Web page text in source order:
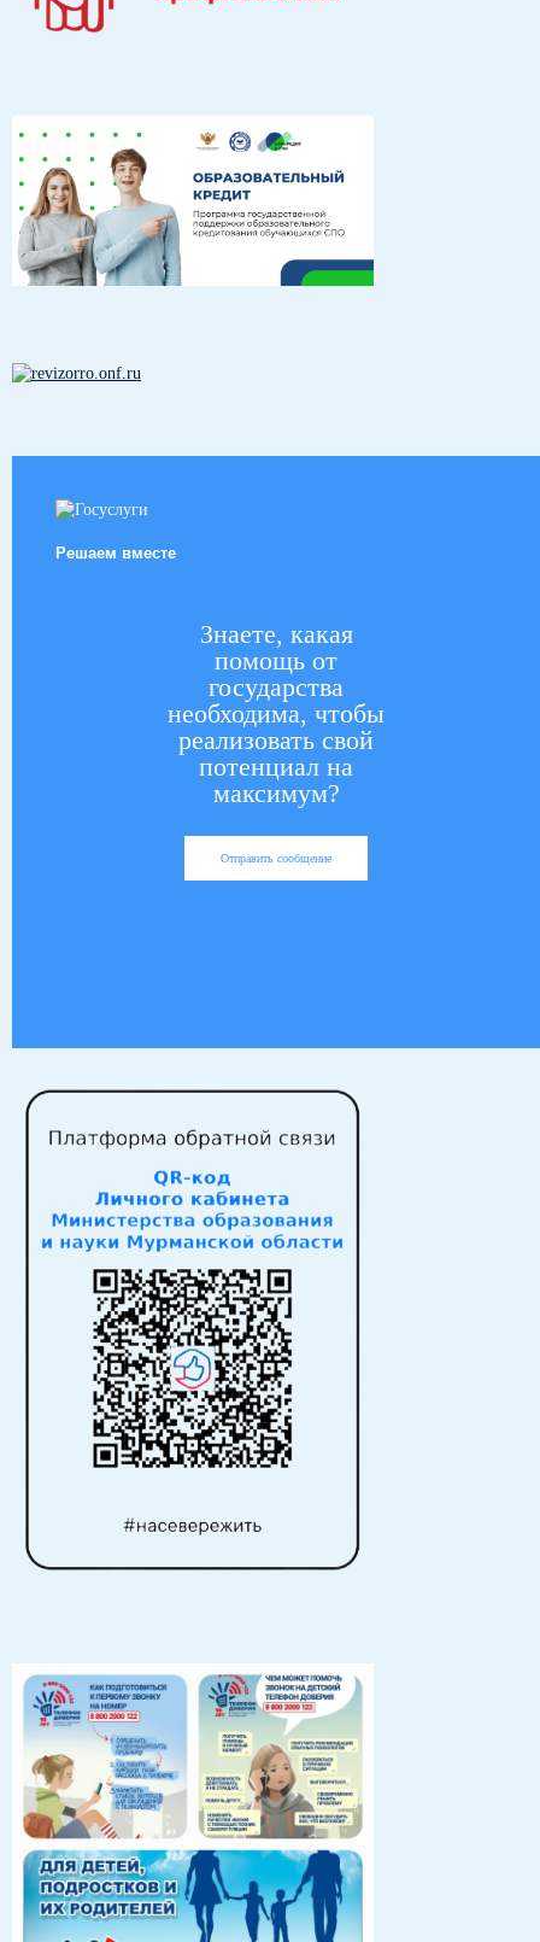
Решаем вместе
Знаете, какая
помощь от
государства
необходима, чтобы
реализовать свой
потенциал на
максимум?
Отправить сообщение